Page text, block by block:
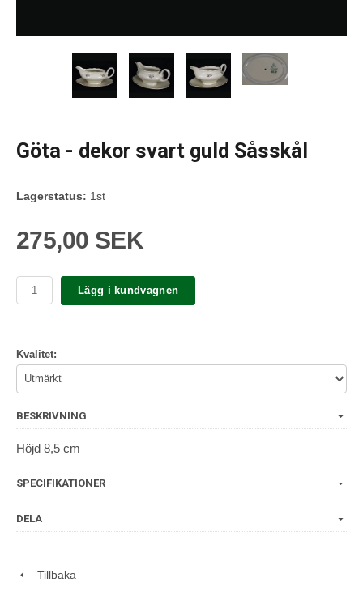
Göta - dekor svart guld Såsskål
Lagerstatus: 1st
275,00 SEK
Lägg i kundvagnen
Kvalitet:
BESKRIVNING
Höjd 8,5 cm
SPECIFIKATIONER
DELA
Tillbaka